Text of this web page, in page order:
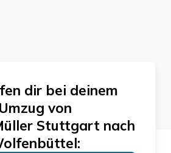
dir bei deinem
Umzug von
Stuttgart nach
: